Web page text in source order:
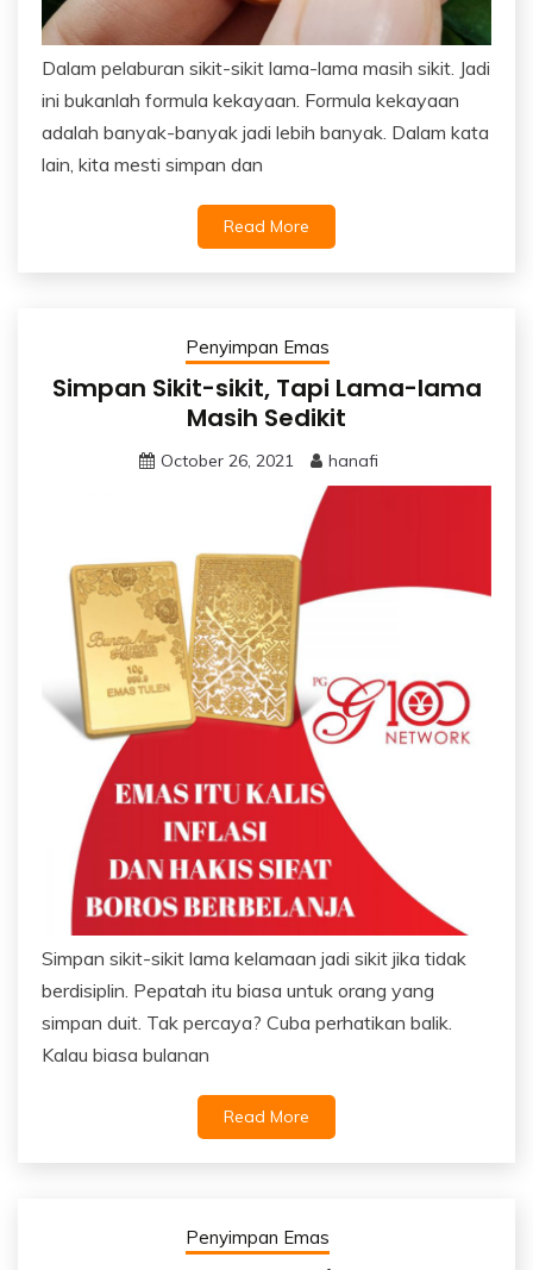
Dalam pelaburan sikit-sikit lama-lama masih sikit. Jadi
ini bukanlah formula kekayaan. Formula kekayaan
adalah banyak-banyak jadi lebih banyak. Dalam kata
lain, kita mesti simpan dan
Read More
Penyimpan Emas
Simpan Sikit-sikit, Tapi Lama-lama
Masih Sedikit
October 26, 2021 hanafi
Simpan sikit-sikit lama kelamaan jadi sikit jika tidak
berdisiplin. Pepatah itu biasa untuk orang yang
simpan duit. Tak percaya? Cuba perhatikan balik.
Kalau biasa bulanan
Read More
Penyimpan Emas